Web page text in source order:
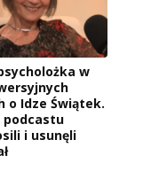
w
o Idze Świątek.
podcastu
i usunęli